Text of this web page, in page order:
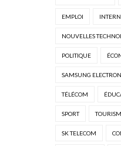
EMPLOI
NOUVELLES
POLITIQUE
SAMSUNG
TÉLÉCOM
SPORT
SK TELECOM